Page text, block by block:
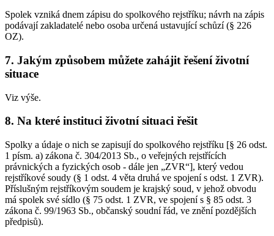
Spolek vzniká dnem zápisu do spolkového rejstříku; návrh na zápis
podávají zakladatelé nebo osoba určená ustavující schůzí (§ 226
OZ).
7. Jakým způsobem můžete zahájit řešení životní
situace
Viz výše.
8. Na které instituci životní situaci řešit
Spolky a údaje o nich se zapisují do spolkového rejstříku [§ 26 odst.
1 písm. a) zákona č. 304/2013 Sb., o veřejných rejstřících
právnických a fyzických osob - dále jen „ZVR“], který vedou
rejstříkové soudy (§ 1 odst. 4 věta druhá ve spojení s odst. 1 ZVR).
Příslušným rejstříkovým soudem je krajský soud, v jehož obvodu
má spolek své sídlo (§ 75 odst. 1 ZVR, ve spojení s § 85 odst. 3
zákona č. 99/1963 Sb., občanský soudní řád, ve znění pozdějších
předpisů).